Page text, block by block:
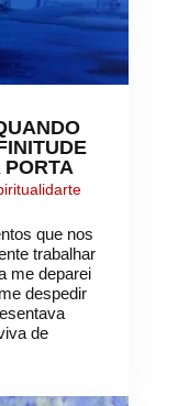
PORTA
que nos
trabalhar
me deparei
despedir
de